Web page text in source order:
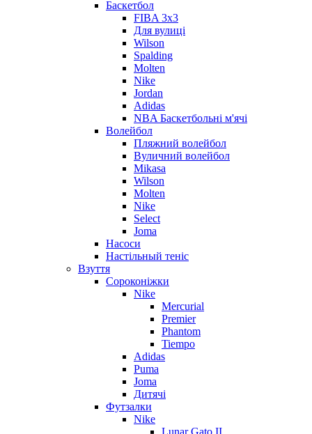
Баскетбол
FIBA 3x3
Для вулиці
Wilson
Spalding
Molten
Nike
Jordan
Adidas
NBA Баскетбольні м'ячі
Волейбол
Пляжний волейбол
Вуличний волейбол
Mikasa
Wilson
Molten
Nike
Select
Joma
Насоси
Настільный теніс
Взуття
Сороконіжки
Nike
Mercurial
Premier
Phantom
Tiempo
Adidas
Puma
Joma
Дитячі
Футзалки
Nike
Lunar Gato II